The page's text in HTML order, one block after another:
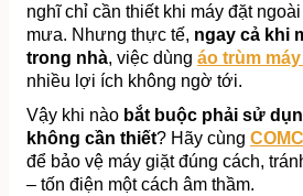
nghĩ chỉ cần thiết khi máy đặt
mưa. Nhưng thực tế, ngay cả khi
trong nhà, việc dùng áo trùm
nhiều lợi ích không ngờ tới.
Vậy khi nào bắt buộc phải sử
không cần thiết? Hãy cùng
để bảo vệ máy giặt đúng cách,
– tốn điện một cách âm thầm.